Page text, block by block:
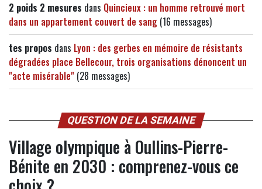
2 poids 2 mesures dans Quincieux : un homme retrouvé mort
dans un appartement couvert de sang (16 messages)
tes propos dans Lyon : des gerbes en mémoire de résistants
dégradées place Bellecour, trois organisations dénoncent un
"acte misérable" (28 messages)
QUESTION DE LA SEMAINE
Village olympique à Oullins-Pierre-
Bénite en 2030 : comprenez-vous ce